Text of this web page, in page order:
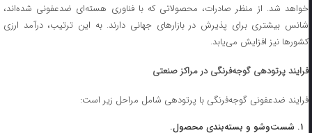
خواهد شد. از منظر صادرات، محصولاتی که با فناوری هسته‌ای ضدعفونی شده‌اند،
شانس بیشتری برای پذیرش در بازارهای جهانی دارند. به این ترتیب، درآمد ارزی
کشورها نیز افزایش می‌یابد.
فرایند پرتودهی گوجه‌فرنگی در مراکز صنعتی
فرایند ضدعفونی گوجه‌فرنگی با پرتودهی شامل مراحل زیر است:
شست‌وشو و بسته‌بندی محصول.